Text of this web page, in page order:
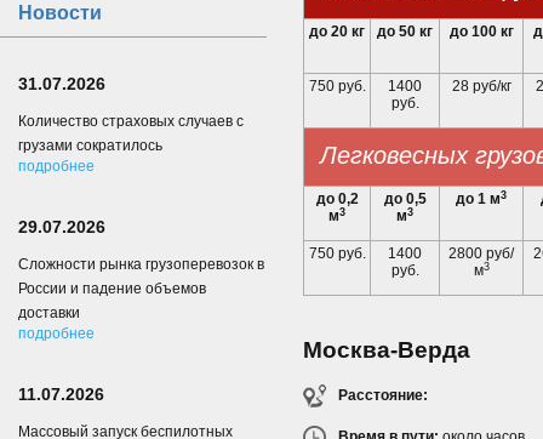
до 20 кг до 50 кг до 100 кг
750 руб.
1400
руб.
28 руб/кг
Легковесных
до 0,2
м3
до 0,5
м3
до 1 м3
750 руб.
1400
руб.
2800 руб/
м3
Москва-Верда
Расстояние:
Новости
31.07.2026
Количество страховых случаев с
грузами сократилось
подробнее
29.07.2026
Сложности рынка грузоперевозок в
России и падение объемов
доставки
подробнее
11.07.2026
Массовый запуск беспилотных